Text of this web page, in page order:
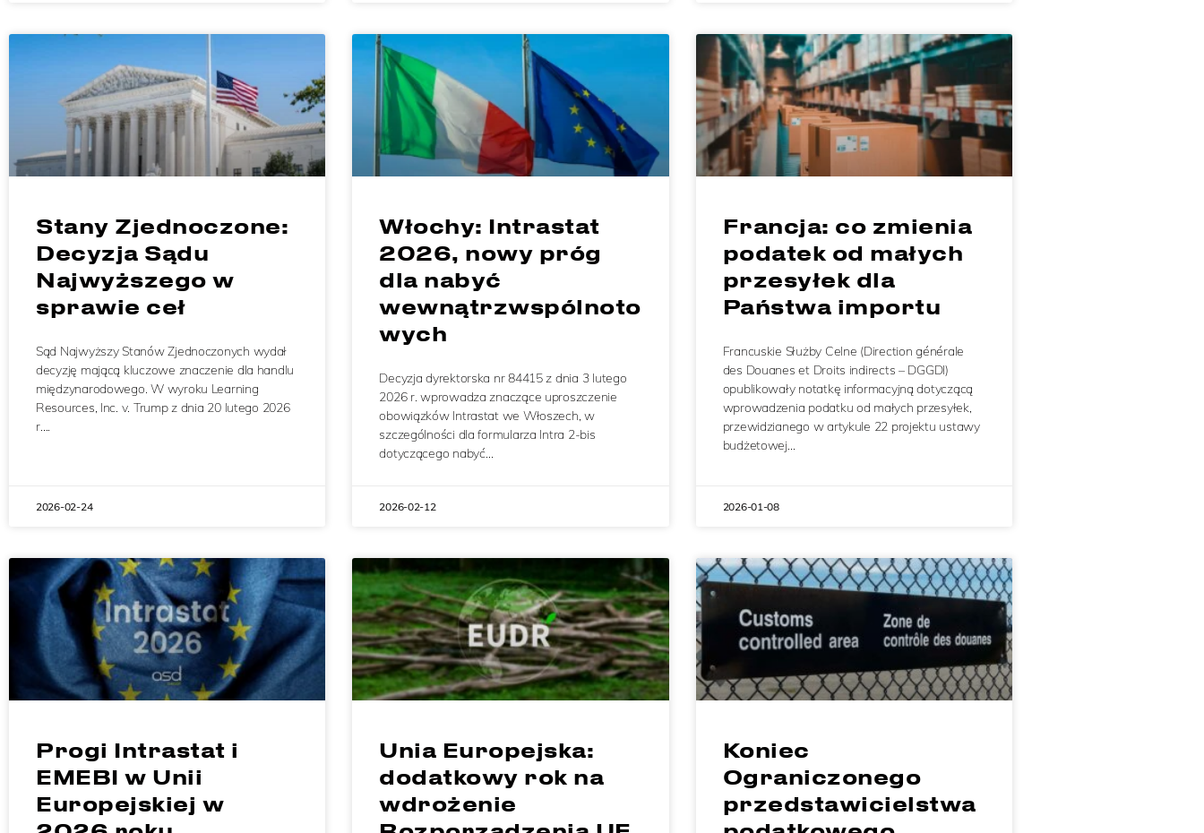
Stany Zjednoczone:
Decyzja Sądu
Najwyższego w
sprawie ceł
Sąd Najwyższy Stanów Zjednoczonych wydał
decyzję mającą kluczowe znaczenie dla handlu
międzynarodowego. W wyroku Learning
Resources, Inc. v. Trump z dnia 20 lutego 2026
r….
2026-02-24
Włochy: Intrastat
2026, nowy próg
dla nabyć
wewnątrzwspólnoto
wych
Decyzja dyrektorska nr 84415 z dnia 3 lutego
2026 r. wprowadza znaczące uproszczenie
obowiązków Intrastat we Włoszech, w
szczególności dla formularza Intra 2-bis
dotyczącego nabyć…
2026-02-12
Francja: co zmienia
podatek od małych
przesyłek dla
Państwa importu
Francuskie Służby Celne (Direction générale
des Douanes et Droits indirects – DGGDI)
opublikowały notatkę informacyjną dotyczącą
wprowadzenia podatku od małych przesyłek,
przewidzianego w artykule 22 projektu ustawy
budżetowej…
2026-01-08
Progi Intrastat i
EMEBI w Unii
Europejskiej w
Unia Europejska:
dodatkowy rok na
wdrożenie
Koniec
Ograniczonego
przedstawicielstwa